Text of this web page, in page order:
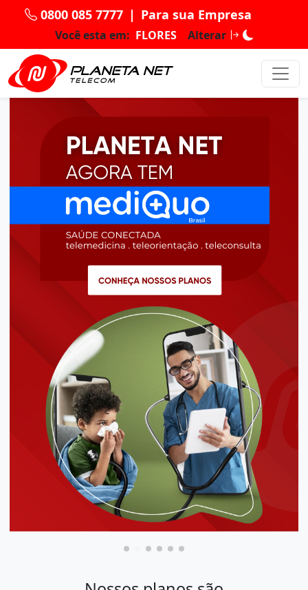
0800 085 7777 | Para sua Empresa
Você esta em: FLORES Alterar